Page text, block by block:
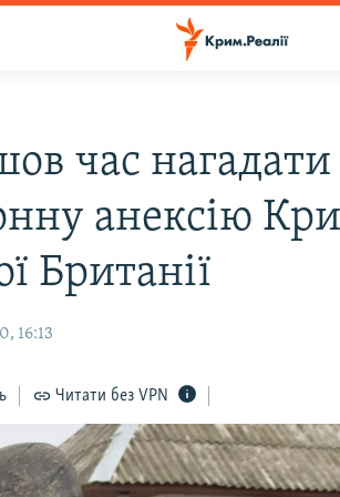
час нагадати
анексію
Британії
16:13
Читати без VPN